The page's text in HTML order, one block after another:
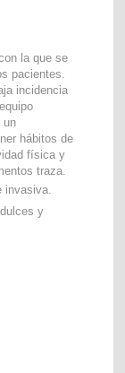
la que se
pacientes.
incidencia
un
hábitos de
física y
traza.
invasiva.
y